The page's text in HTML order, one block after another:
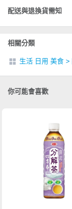
配送與退換貨需知
相關分類
生活 日用 美食 >
你可能會喜歡